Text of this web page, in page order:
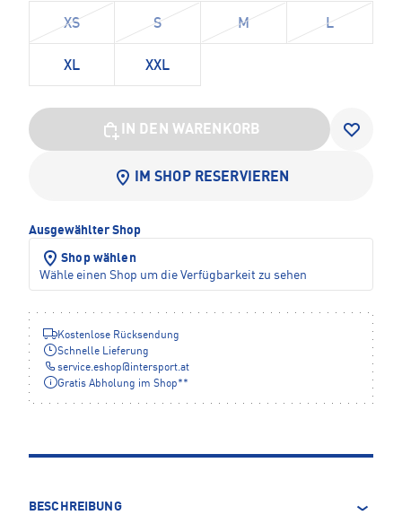
XS S M L
XL XXL
IN DEN WARENKORB
IM SHOP RESERVIEREN
Ausgewählter Shop
Shop wählen
Wähle einen Shop um die Verfügbarkeit zu sehen
Kostenlose Rücksendung
Schnelle Lieferung
service.eshop@intersport.at
Gratis Abholung im Shop**
BESCHREIBUNG